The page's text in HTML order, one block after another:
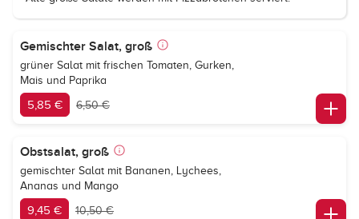
Gemischter Salat, groß
grüner Salat mit frischen Tomaten, Gurken,
Mais und Paprika
5,85 € 6,50 €
Obstsalat, groß
gemischter Salat mit Bananen, Lychees,
Ananas und Mango
9,45 € 10,50 €